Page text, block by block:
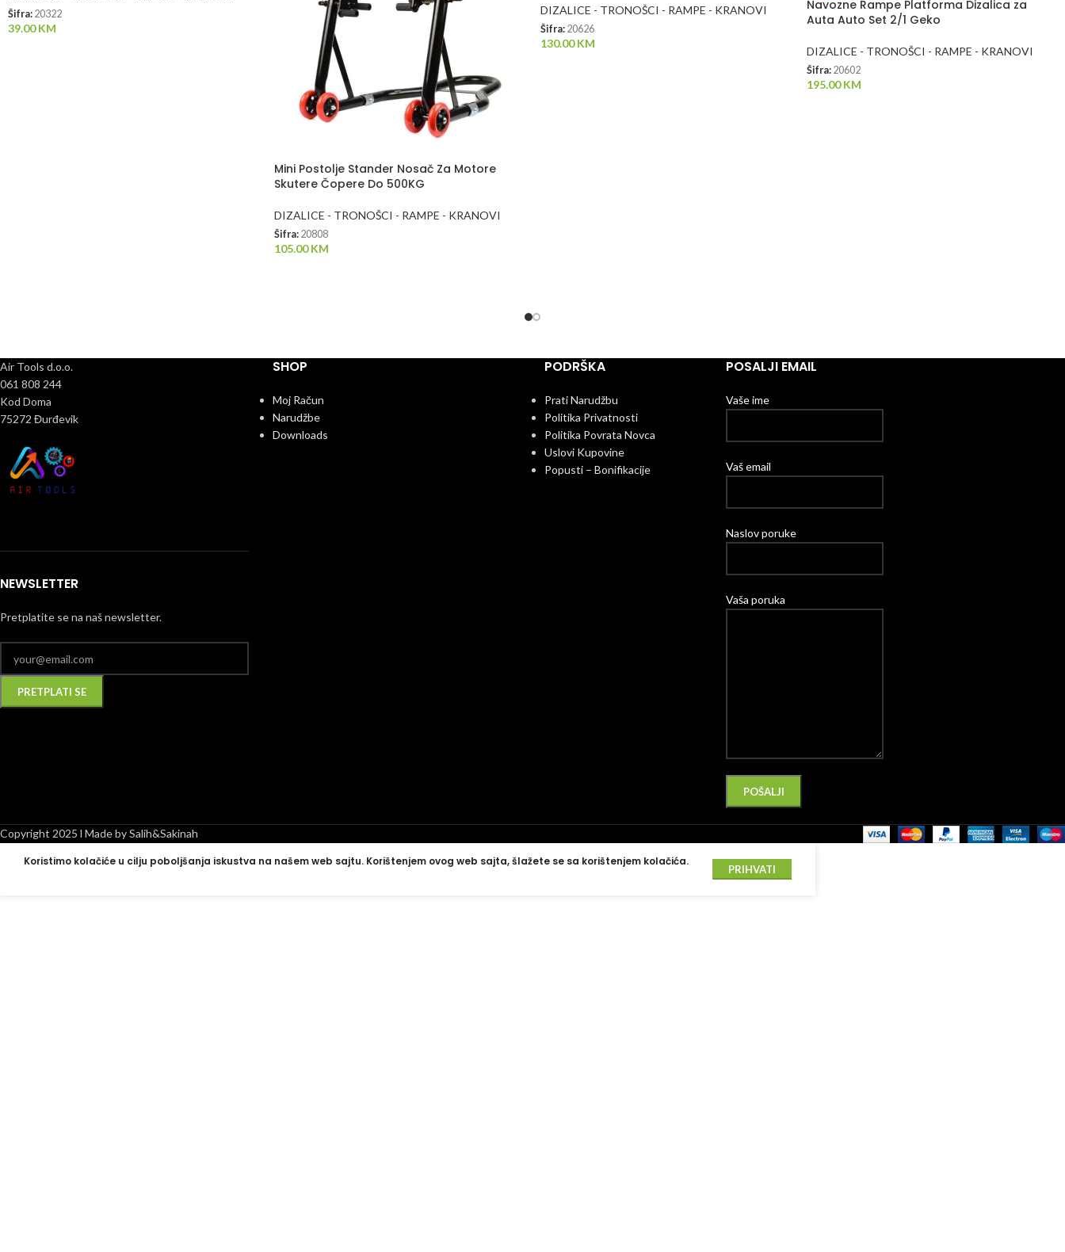
Šifra: 20322
39.00KM
Mini Postolje Stander Nosač Za Motore
Skutere Čopere Do 500KG
DIZALICE - TRONOŠCI - RAMPE - KRANOVI
Šifra: 20808
105.00KM
DIZALICE - TRONOŠCI - RAMPE - KRANOVI
Šifra: 20626
130.00KM
Navozne Rampe Platforma Dizalica za
Auta Auto Set 2/1 Geko
DIZALICE - TRONOŠCI - RAMPE - KRANOVI
Šifra: 20602
195.00KM
Air Tools d.o.o.
061 808 244
Kod Doma
75272 Đurđevik
NEWSLETTER
Pretplatite se na naš newsletter.
SHOP
Moj Račun
Narudžbe
Downloads
PODRŠKA
Prati Narudžbu
Politika Privatnosti
Politika Povrata Novca
Uslovi Kupovine
Popusti – Bonifikacije
POSALJI EMAIL
Vaše ime
Vaš email
Naslov poruke
Vaša poruka
Copyright 2025 l Made by Salih&Sakinah
Koristimo kolačiće u cilju poboljšanja iskustva na našem web sajtu. Korištenjem ovog web sajta, šlažete se sa korištenjem kolačića.
PRIHVATI